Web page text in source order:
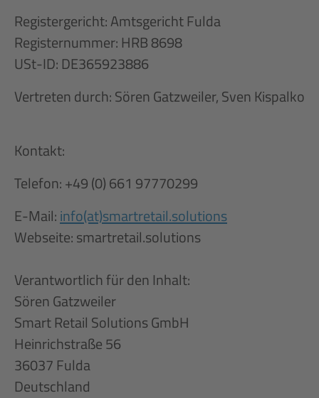
Registergericht: Amtsgericht Fulda
Registernummer: HRB 8698
USt-ID: DE365923886
Vertreten durch: Sören Gatzweiler, Sven Kispalko
Kontakt:
Telefon: +49 (0) 661 97770299
E-Mail:info(at)smartretail.solutions
Webseite: smartretail.solutions
Verantwortlich für den Inhalt:
Sören Gatzweiler
Smart Retail Solutions GmbH
Heinrichstraße 56
36037 Fulda
Deutschland